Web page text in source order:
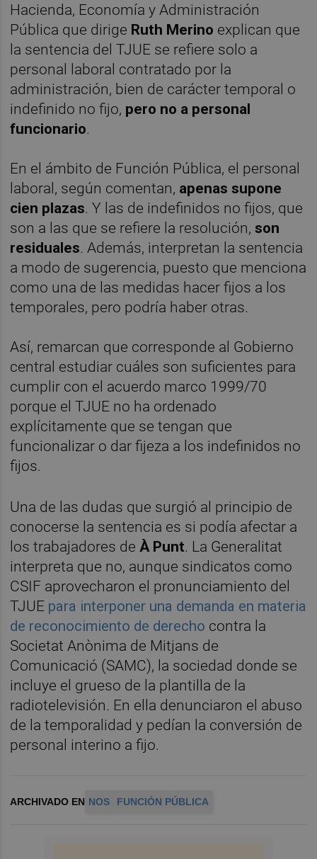
Hacienda, Economía y Administración
Pública que dirige Ruth Merino explican que
la sentencia del TJUE se refiere solo a
personal laboral contratado por la
administración, bien de carácter temporal o
indefinido no fijo, pero no a personal
funcionario.
En el ámbito de Función Pública, el personal
laboral, según comentan, apenas supone
cien plazas. Y las de indefinidos no fijos, que
son a las que se refiere la resolución,son
residuales. Además, interpretan la sentencia
a modo de sugerencia, puesto que menciona
como una de las medidas hacer fijos a los
temporales, pero podría haber otras.
Así, remarcan que corresponde al Gobierno
central estudiar cuáles son suficientes para
cumplir con el acuerdo marco 1999/70
porque el TJUE no ha ordenado
explícitamente que se tengan que
funcionalizar o dar fijeza a los indefinidos no
fijos.
Una de las dudas que surgió al principio de
conocerse la sentencia es si podía afectar a
los trabajadores de À Punt. La Generalitat
interpreta que no, aunque sindicatos como
CSIF aprovecharon el pronunciamiento del
TJUE para interponer una demanda en materia
de reconocimiento de derecho contra la
Societat Anònima de Mitjans de
Comunicació (SAMC), la sociedad donde se
incluye el grueso de la plantilla de la
radiotelevisión. En ella denunciaron el abuso
de la temporalidad y pedían la conversión de
personal interino a fijo.
ARCHIVADO EN NOS FUNCIÓN PÚBLICA